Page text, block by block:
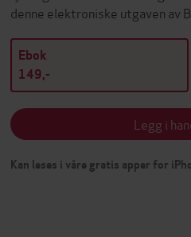
denne elektroniske utgaven av
Ebok
149,-
Legg i
Kan leses i våre gratis apper for